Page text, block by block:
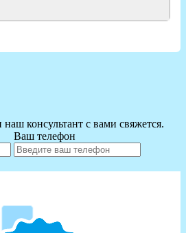
консультант с вами свяжется.
Ваш телефон